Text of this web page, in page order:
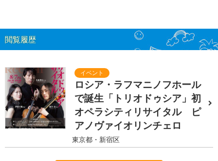
閲覧履歴
ロシア・ラフマニノフホール
で誕生「トリオドゥシア」初
オペラシティリサイタル ピ
アノヴァイオリンチェロ
東京都・新宿区